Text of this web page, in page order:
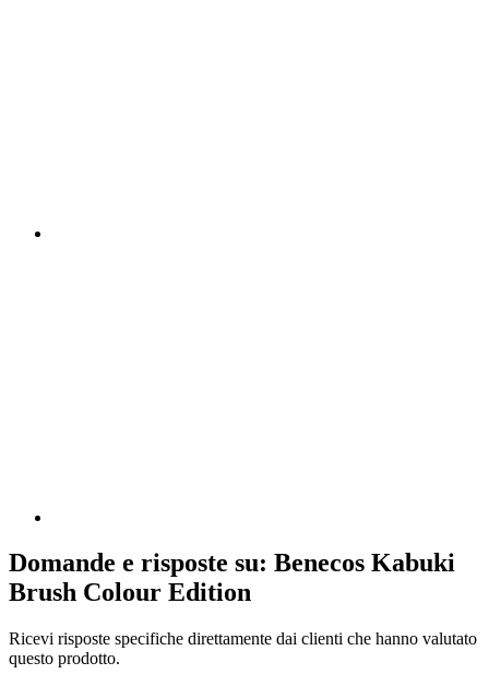
Domande e risposte su: Benecos Kabuki
Brush Colour Edition
Ricevi risposte specifiche direttamente dai clienti che hanno valutato
questo prodotto.